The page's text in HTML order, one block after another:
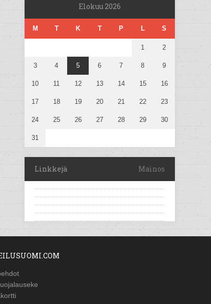
Elokuu 2026
M T K T P L S
1 2
3 4 5 6 7 8 9
10 11 12 13 14 15 16
17 18 19 20 21 22 23
24 25 26 27 28 29 30
31
Linkkejä Mainos